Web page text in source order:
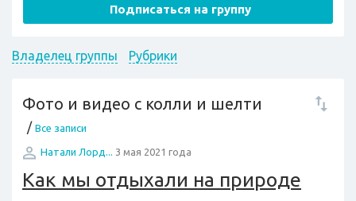
Подписаться на группу
Владелец группы Рубрики
Фото и видео с колли и шелти
/ Все записи
Натали Лорд... 3 мая 2021 года
Как мы отдыхали на природе